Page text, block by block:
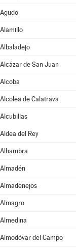
Agudo
Alamillo
Albaladejo
Alcázar de San Juan
Alcoba
Alcolea de Calatrava
Alcubillas
Aldea del Rey
Alhambra
Almadén
Almadenejos
Almagro
Almedina
Almodóvar del Campo